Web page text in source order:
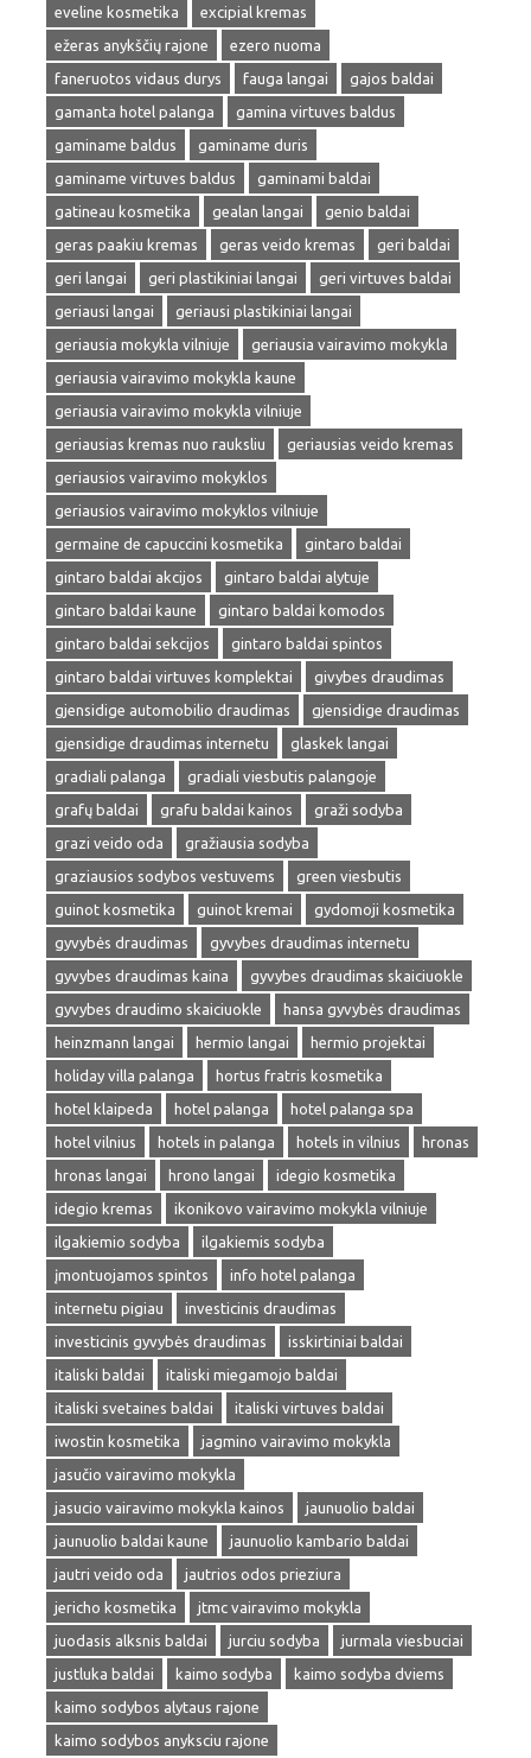
eveline kosmetika
excipial kremas
ežeras anykščių rajone
ezero nuoma
faneruotos vidaus durys
fauga langai
gajos baldai
gamanta hotel palanga
gamina virtuves baldus
gaminame baldus
gaminame duris
gaminame virtuves baldus
gaminami baldai
gatineau kosmetika
gealan langai
genio baldai
geras paakiu kremas
geras veido kremas
geri baldai
geri langai
geri plastikiniai langai
geri virtuves baldai
geriausi langai
geriausi plastikiniai langai
geriausia mokykla vilniuje
geriausia vairavimo mokykla
geriausia vairavimo mokykla kaune
geriausia vairavimo mokykla vilniuje
geriausias kremas nuo rauksliu
geriausias veido kremas
geriausios vairavimo mokyklos
geriausios vairavimo mokyklos vilniuje
germaine de capuccini kosmetika
gintaro baldai
gintaro baldai akcijos
gintaro baldai alytuje
gintaro baldai kaune
gintaro baldai komodos
gintaro baldai sekcijos
gintaro baldai spintos
gintaro baldai virtuves komplektai
givybes draudimas
gjensidige automobilio draudimas
gjensidige draudimas
gjensidige draudimas internetu
glaskek langai
gradiali palanga
gradiali viesbutis palangoje
grafų baldai
grafu baldai kainos
graži sodyba
grazi veido oda
gražiausia sodyba
graziausios sodybos vestuvems
green viesbutis
guinot kosmetika
guinot kremai
gydomoji kosmetika
gyvybės draudimas
gyvybes draudimas internetu
gyvybes draudimas kaina
gyvybes draudimas skaiciuokle
gyvybes draudimo skaiciuokle
hansa gyvybės draudimas
heinzmann langai
hermio langai
hermio projektai
holiday villa palanga
hortus fratris kosmetika
hotel klaipeda
hotel palanga
hotel palanga spa
hotel vilnius
hotels in palanga hotels in vilnius
hronas
hronas langai
hrono langai
idegio kosmetika
idegio kremas
ikonikovo vairavimo mokykla vilniuje
ilgakiemio sodyba
ilgakiemis sodyba
įmontuojamos spintos
info hotel palanga
internetu pigiau
investicinis draudimas
investicinis gyvybės draudimas
isskirtiniai baldai
italiski baldai
italiski miegamojo baldai
italiski svetaines baldai
italiski virtuves baldai
iwostin kosmetika
jagmino vairavimo mokykla
jasučio vairavimo mokykla
jasucio vairavimo mokykla kainos
jaunuolio baldai
jaunuolio baldai kaune
jaunuolio kambario baldai
jautri veido oda
jautrios odos prieziura
jericho kosmetika
jtmc vairavimo mokykla
juodasis alksnis baldai
jurciu sodyba
jurmala viesbuciai
justluka baldai
kaimo sodyba
kaimo sodyba dviems
kaimo sodybos alytaus rajone
kaimo sodybos anyksciu rajone